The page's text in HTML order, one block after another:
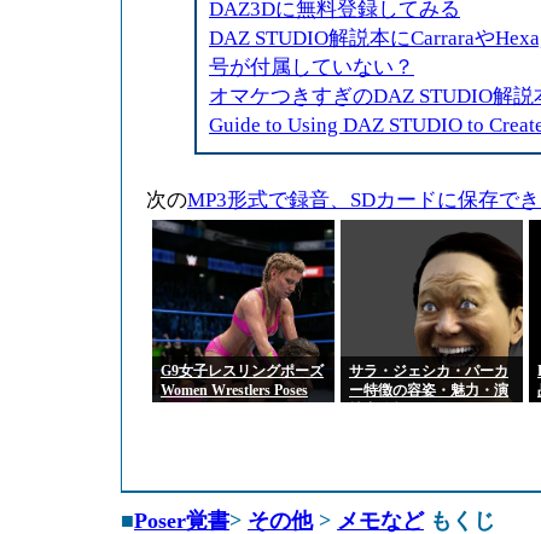
DAZ3Dに無料登録してみる
DAZ STUDIO解説本にCarraraや
号が付属していない？
オマケつきすぎのDAZ STUDIO解
Guide to Using DAZ STUDIO to
次のMP3形式で録音、SDカードに保存で
G9女子レスリングポーズ
Women Wrestlers Poses
サラ・ジェシカ・パーカ
ー特徴の容姿・魅力・演
■Poser覚書> その他> メモなどもくじ